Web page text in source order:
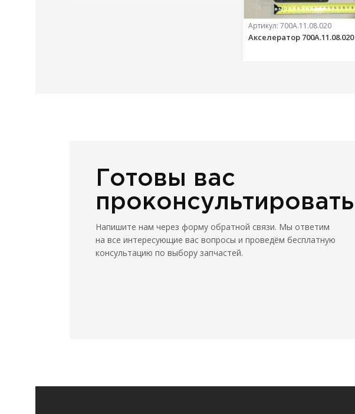
Артикул:700А.11.08.020
Акселератор 700А.11.08.020
Готовы вас
проконсультировать
Напишите нам через форму обратной связи. Мы ответим
на все интересующие вас вопросы и проведём бесплатную
консультацию по выбору запчастей.